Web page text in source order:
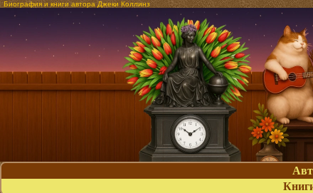
Биография и книги автора Джеки Коллинз